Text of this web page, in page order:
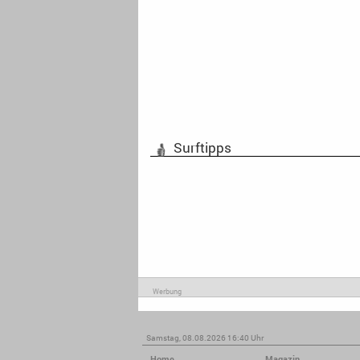
Surftipps
Werbung
Samstag, 08.08.2026 16:40 Uhr